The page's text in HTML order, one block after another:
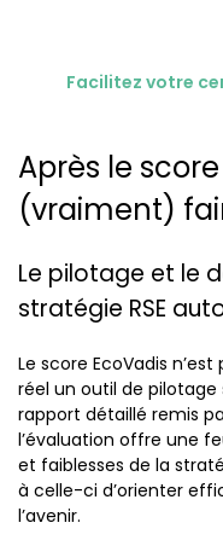
Facilitez votre
Après le
(vraiment)
Le pilotage et le
stratégie RSE
Le score EcoVadis
réel un outil de pilotage
rapport détaillé remis
l’évaluation offre une
et faiblesses de la
à celle-ci d’orienter
l’avenir.